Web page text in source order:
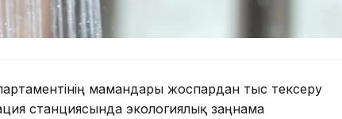
мамандары жоспардан тыс тексеру
станциясында экологиялық заңнама